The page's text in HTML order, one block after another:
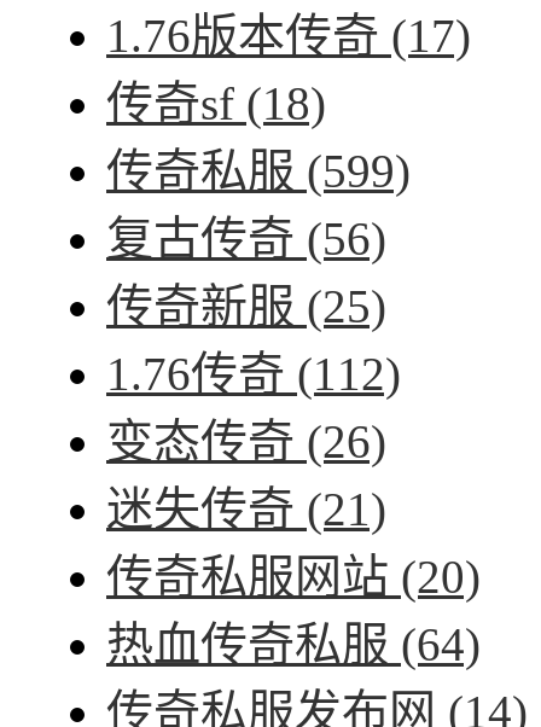
1.76版本传奇 (17)
传奇sf (18)
传奇私服 (599)
复古传奇 (56)
传奇新服 (25)
1.76传奇 (112)
变态传奇 (26)
迷失传奇 (21)
传奇私服网站 (20)
热血传奇私服 (64)
传奇私服发布网 (14)